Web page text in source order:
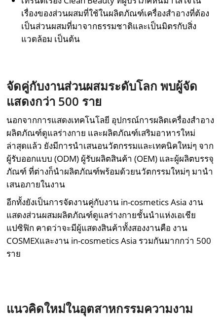
เรื่องของส่วนผสมที่ใช้ในผลิตภัณฑ์เครื่องสำอางที่ต้อง
เป็นส่วนผสมที่มาจากธรรมชาติและเป็นมิตรกับสิ่ง
แวดล้อม เป็นต้น
จัดคู่กับงานส่วนผสมระดับโลก พบผู้จัด
แสดงกว่า 500 ราย
นอกจากการแสดงเทคโนโลยี อุปกรณ์การผลิตเครื่องสำอาง
ผลิตภัณฑ์ดูแลร่างกาย และผลิตภัณฑ์เสริมอาหารใหม่
ล่าสุดแล้ว ยังมีการนำเสนอนวัตกรรมและเทคนิคใหม่ๆ จาก
ผู้รับออกแบบ (ODM) ผู้รับผลิตสินค้า (OEM) และผู้ผลิตบรรจุ
ภัณฑ์ ที่ต่างก็นำผลิตภัณฑ์พร้อมด้วยนวัตกรรมใหม่ๆ มานำ
เสนอภายในงาน
อีกทั้งยังเป็นการจัดงานคู่กับงาน in-cosmetics Asia งาน
แสดงส่วนผสมผลิตภัณฑ์ดูแลร่างกายชั้นนำแห่งเอเชีย
แปซิฟิก คาดว่าจะมีผู้แสดงสินค้าทั้งสองงานคือ งาน
COSMEXและงาน in-cosmetics Asia รวมกันมากกว่า 500
ราย
แนวคิดใหม่ในอุตสาหกรรมความงาม